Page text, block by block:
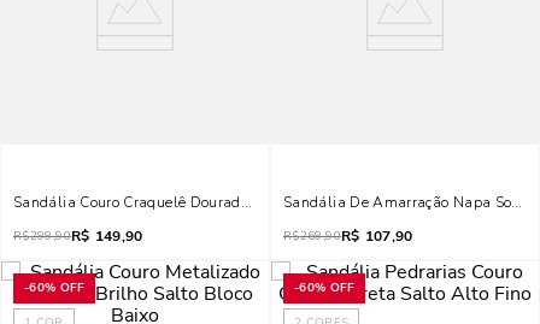
Sandália Couro Craquelê Dourada Bico Quadrado
R$299,90R$ 149,90
Sandália De Amarração Napa Soft
R$269,90R$ 107,90
-60% OFF -60% OFF